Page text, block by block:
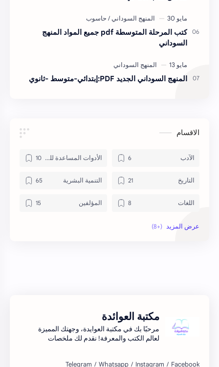
كتب المرحلة المتوسطة pdf جميع المواد المنهج
السوداني
المنهج السوداني الجديد PDF:إبتدائي-متوسط -ثانوي
الاقسام
الآدب الأدوات المساعدة للكتب
التاريخ التنمية البشرية
اللغات المؤلفين
المنهج السوداني
مكتبة العوائدة
مرحبًا بك في مكتبة العوايدة، وجهتك المميزة
لعالم الكتب والمعرفة! نقدم لك ملخصات